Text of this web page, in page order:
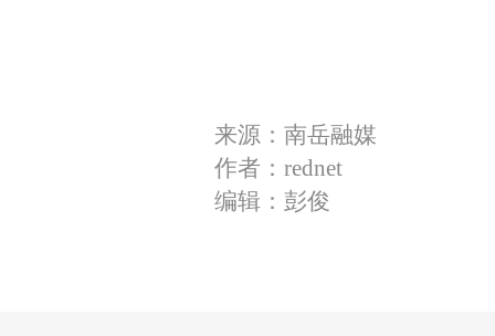
来源：南岳融媒
作者：rednet
编辑：彭俊